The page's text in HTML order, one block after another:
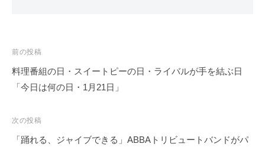
投
稿
ナ
ゲ
ー
前の投稿
料理番組の日・スイートピーの日・ライバルが手を結ぶ日
「今日は何の日・1月21日」
次の投稿
「踊れる、ジャイブできる」ABBAトリビュートバンドがパ